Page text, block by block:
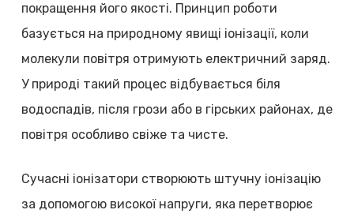
покращення його якості. Принцип роботи
базується на природному явищі іонізації, коли
молекули повітря отримують електричний заряд.
У природі такий процес відбувається біля
водоспадів, після грози або в гірських районах, де
повітря особливо свіже та чисте.
Сучасні іонізатори створюють штучну іонізацію
за допомогою високої напруги, яка перетворює